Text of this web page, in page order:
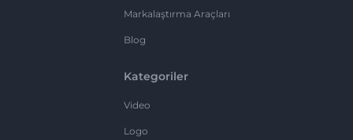
Markalaştırma Araçları
Blog
Kategoriler
Video
Logo